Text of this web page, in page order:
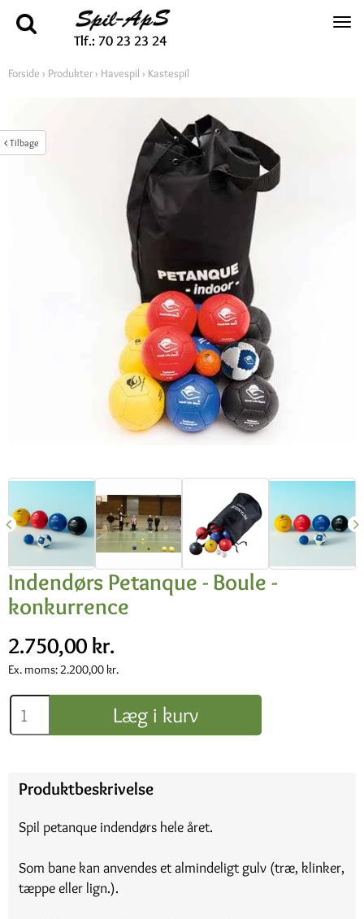
Tlf.: 70 23 23 24
Tilbage
Forside › Produkter› Havespil › Kastespil
Indendørs Petanque - Boule -
konkurrence
2.750,00 kr.
Ex. moms:2.200,00 kr.
Læg i kurv
Produktbeskrivelse
Spil petanque indendørs hele året.
Som bane kan anvendes et almindeligt gulv (træ, klinker,
tæppe eller lign.).